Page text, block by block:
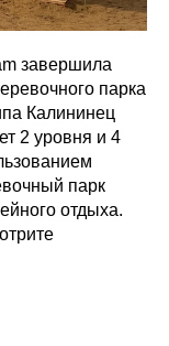
завершила
парка
Калининец
2 уровня и 4
парк
отдыха.